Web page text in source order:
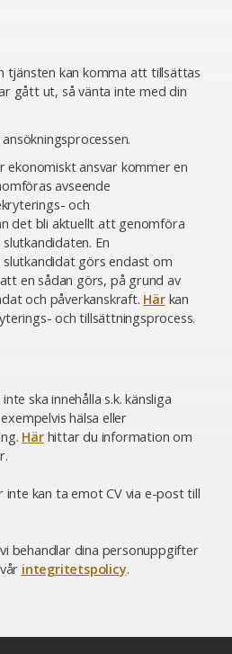
tjänsten kan komma att tillsättas
gått ut, så vänta inte med din
ansvar kommer en
avseende
och
det bli aktuellt att genomföra
En
görs endast om
en sådan görs, på grund av
och påverkanskraft. Härkan
och tillsättningsprocess.
ska innehålla s.k. känsliga
hälsa eller
Härhittar du information om
kan ta emot CV via e-post till
behandlar dina personuppgifter
integritetspolicy.